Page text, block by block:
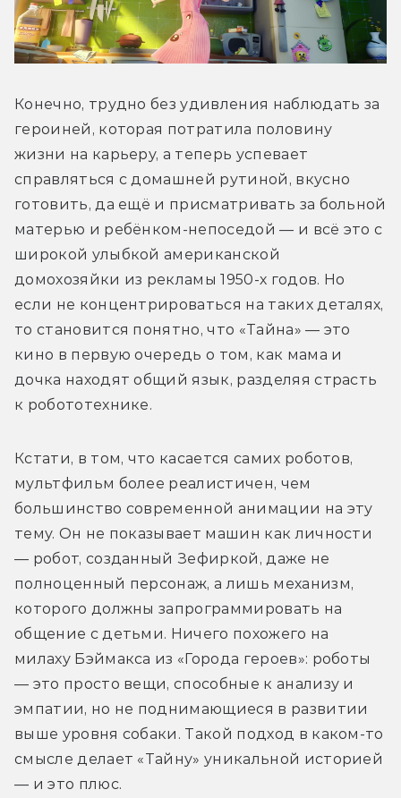
Конечно, трудно без удивления наблюдать за
героиней, которая потратила половину
жизни на карьеру, а теперь успевает
справляться с домашней рутиной, вкусно
готовить, да ещё и присматривать за больной
матерью и ребёнком-непоседой — и всё это с
широкой улыбкой американской
домохозяйки из рекламы 1950-х годов. Но
если не концентрироваться на таких деталях,
то становится понятно, что «Тайна» — это
кино в первую очередь о том, как мама и
дочка находят общий язык, разделяя страсть
к робототехнике.
Кстати, в том, что касается самих роботов,
мультфильм более реалистичен, чем
большинство современной анимации на эту
тему. Он не показывает машин как личности
— робот, созданный Зефиркой, даже не
полноценный персонаж, а лишь механизм,
которого должны запрограммировать на
общение с детьми. Ничего похожего на
милаху Бэймакса из «Города героев»: роботы
— это просто вещи, способные к анализу и
эмпатии, но не поднимающиеся в развитии
выше уровня собаки. Такой подход в каком-то
смысле делает «Тайну» уникальной историей
— и это плюс.